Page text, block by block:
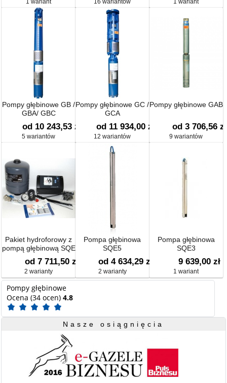
1 wariant 16 wariantów 1 wariant
Pompy głębinowe GB /
GBA/ GBC
od 10 243,53 zł
5 wariantów
Pompy głębinowe GC /
GCA
od 11 934,00 zł
12 wariantów
Pompy głębinowe GAB
od 3 706,56 zł
9 wariantów
Pakiet hydroforowy z
pompą głębinową SQE
3-65
od 7 711,50 zł
2 warianty
Pompa głębinowa
SQE5
od 4 634,29 zł
2 warianty
Pompa głębinowa
SQE3
9 639,00 zł
1 wariant
Pompy głębinowe
Ocena (34 ocen)4.8
Nasze osiągnięcia